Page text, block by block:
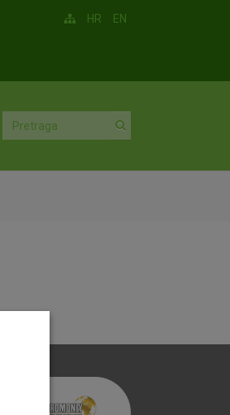
HR EN